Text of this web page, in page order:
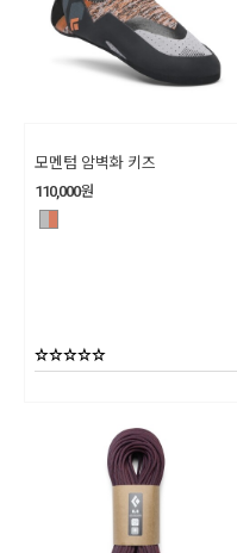
모멘텀 암벽화 키즈
110,000원